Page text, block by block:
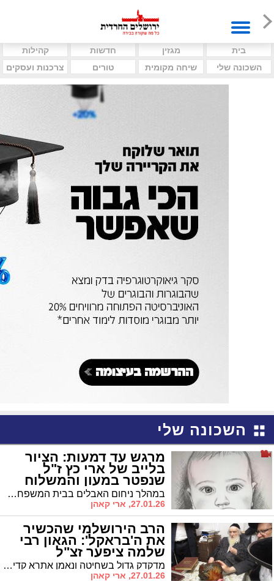
בית מגזין חדשות
קהילות
השכונה שלי
שיחה מקומית טורים צרכנות ועסקים
השכונה שלי
מרגש עד דמעות: הציור
בלייב של ארי כץ ז"ל
שנפטר במעון והמשלוח
המפתיע במהלך ניחום האבלים בבית המשפחה ברוממה הוענק ציור מיוחד לאם • תושבי גוש דולב-טלמונים שלחו מכתב ניחומים וממתקים
27.01.26, ארי קאהן
הרב הירושלמי שהכשיר
את ה'בראקל': הגאון רבי
שלמה ציפער זצ"ל
מדקדק גדול בשחיטה ונאמן אתרא קדישא • פעל במסירות לקדושת הקברים והכשרות בירושלים
27.01.26, ארי קאהן